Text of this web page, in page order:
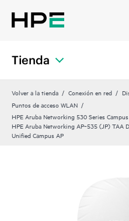
Tienda
Volver a la tienda Conexión en red
Puntos de acceso WLAN
HPE Aruba Networking 530 Series
HPE Aruba Networking AP‑535 (JP) TAA
Unified Campus AP